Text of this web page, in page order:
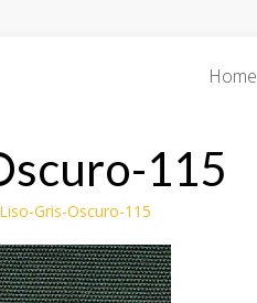
Home
115
Gris-Oscuro-115